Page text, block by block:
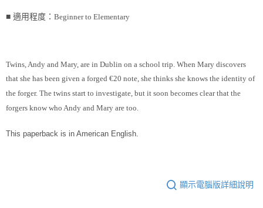
■ 適用程度： Beginner to Elementary
Twins, Andy and Mary, are in Dublin on a school trip. When Mary discovers
that she has been given a forged €20 note, she thinks she knows the identity of
the forger. The twins start to investigate, but it soon becomes clear that the
forgers know who Andy and Mary are too.
This paperback is in American English.
顯示電腦版詳細說明